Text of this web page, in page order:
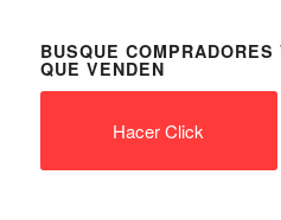
BUSQUE
QUE VENDEN
Hacer Click